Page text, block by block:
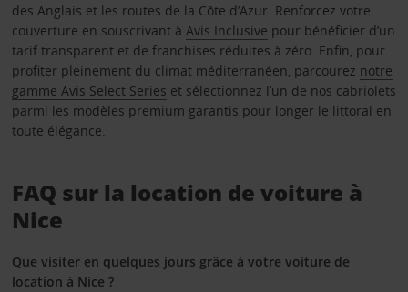
des Anglais et les routes de la Côte d’Azur. Renforcez votre
couverture en souscrivant à Avis Inclusive pour bénéficier d’un
tarif transparent et de franchises réduites à zéro. Enfin, pour
profiter pleinement du climat méditerranéen, parcourez notre
gamme Avis Select Series et sélectionnez l’un de nos cabriolets
parmi les modèles premium garantis pour longer le littoral en
toute élégance.
FAQ sur la location de voiture à
Nice
Que visiter en quelques jours grâce à votre voiture de
location à Nice ?